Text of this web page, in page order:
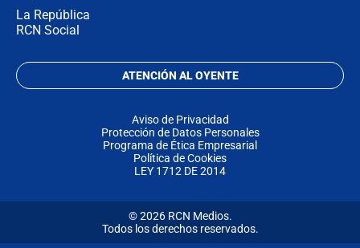
La República
RCN Social
ATENCIÓN AL OYENTE
Aviso de Privacidad
Protección de Datos Personales
Programa de Ética Empresarial
Política de Cookies
LEY 1712 DE 2014
© 2026 RCN Medios.
Todos los derechos reservados.